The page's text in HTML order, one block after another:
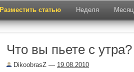
Разместить статью Неделя Месяц
Что вы пьете с утра?
DikoobrasZ — 19.08.2010